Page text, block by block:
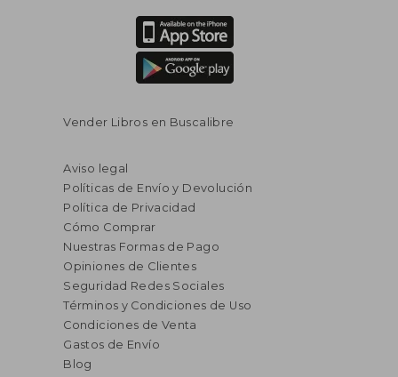
Vender Libros en Buscalibre
Aviso legal
Políticas de Envío y Devolución
Política de Privacidad
Cómo Comprar
Nuestras Formas de Pago
Opiniones de Clientes
Seguridad Redes Sociales
Términos y Condiciones de Uso
Condiciones de Venta
Gastos de Envío
Blog